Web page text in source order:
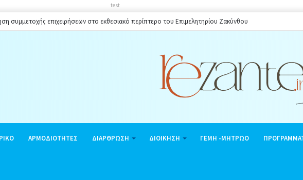
test
συμμετοχής επιχειρήσεων στο εκθεσιακό περίπτερο του Επιμελητηρίου Ζακύνθου
ΑΡΜΟΔΙΟΤΗΤΕΣ ΔΙΑΡΘΡΩΣΗ ΔΙΟΙΚΗΣΗ ΓΕΜΗ -ΜΗΤΡΩΟ